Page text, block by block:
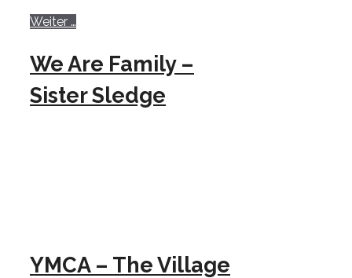
Weiter …
We Are Family –
Sister Sledge
YMCA – The Village